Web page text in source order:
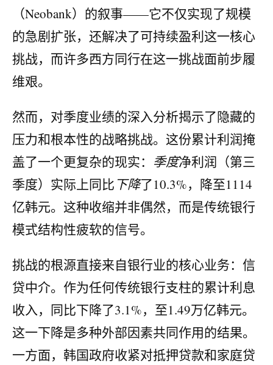
（Neobank）的叙事——它不仅实现了规模
的急剧扩张，还解决了可持续盈利这一核心
挑战，而许多西方同行在这一挑战面前步履
维艰。
然而，对季度业绩的深入分析揭示了隐藏的
压力和根本性的战略挑战。这份累计利润掩
盖了一个更复杂的现实： 季度净利润（第三
季度）实际上同比 下降了10.3%，降至1114
亿韩元。这种收缩并非偶然，而是传统银行
模式结构性疲软的信号。
挑战的根源直接来自银行业的核心业务：信
贷中介。作为任何传统银行支柱的累计利息
收入，同比下降了3.1%，至1.49万亿韩元。
这一下降是多种外部因素共同作用的结果。
一方面，韩国政府收紧对抵押贷款和家庭贷